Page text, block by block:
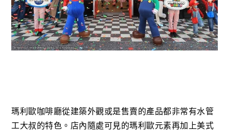
瑪利歐咖啡廳從建築外觀或是售賣的產品都非常有水管
工大叔的特色。店內隨處可見的瑪利歐元素再加上美式